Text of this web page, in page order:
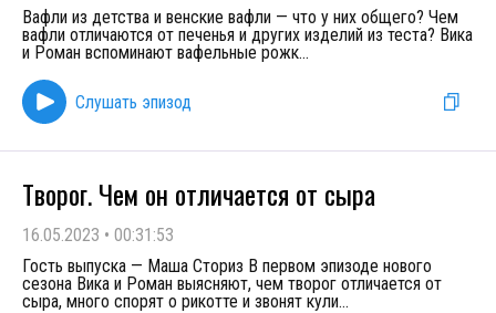
Вафли из детства и венские вафли — что у них общего? Чем
вафли отличаются от печенья и других изделий из теста? Вика
и Роман вспоминают вафельные рожк...
Слушать эпизод
Творог. Чем он отличается от сыра
16.05.2023 • 00:31:53
Гость выпуска — Маша Сториз В первом эпизоде нового
сезона Вика и Роман выясняют, чем творог отличается от
сыра, много спорят о рикотте и звонят кули...